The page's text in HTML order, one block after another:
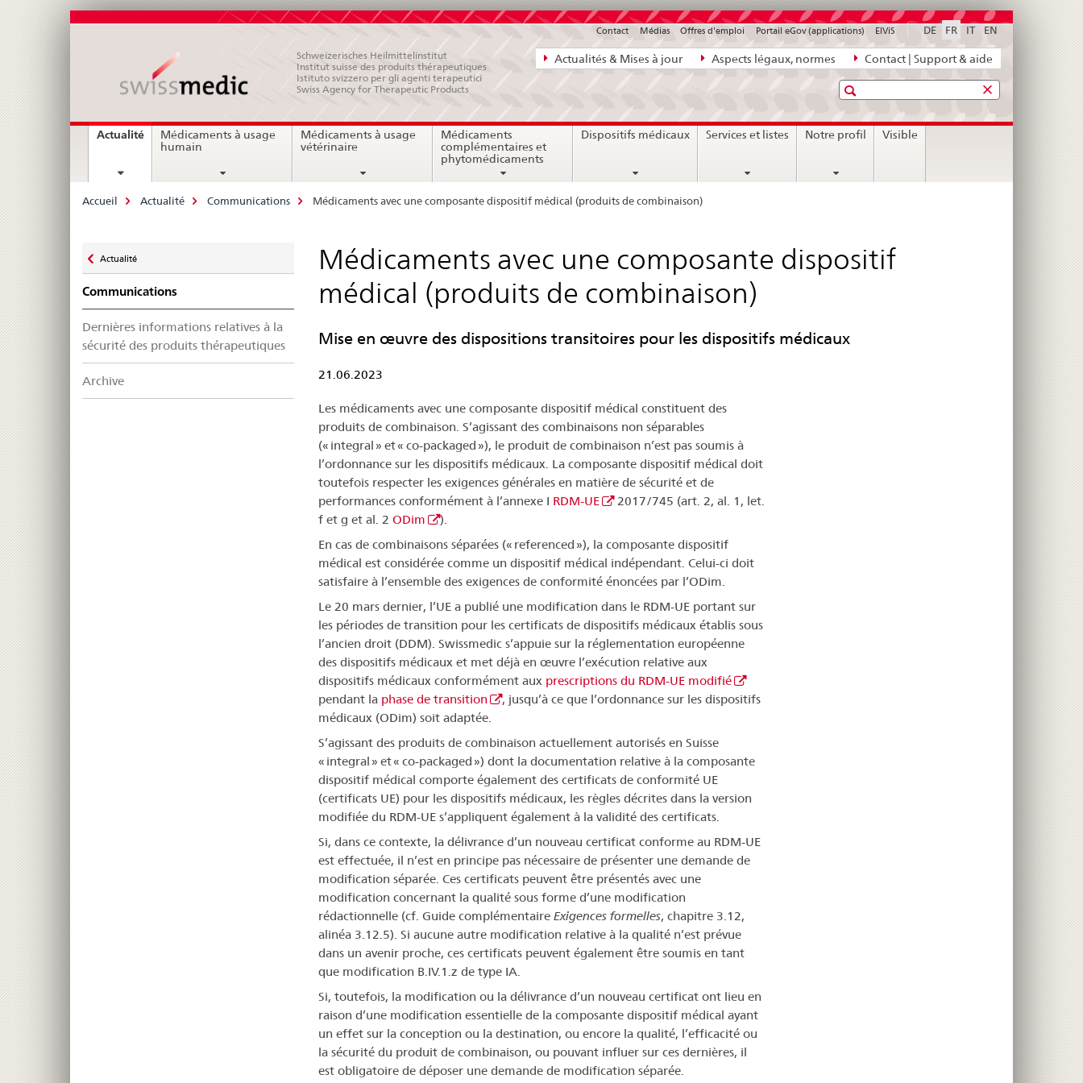
Navigation
directe:
bases
juridiques,
contact
Actualités & Mises à jour Aspects légaux, normes Contact | Support & aide
DE FR IT EN
Contact Médias Offres d'emploi Portail eGov (applications) ElViS
Schweizerisches Heilmittelinstitut
Institut suisse des produits thérapeutiques
Istituto svizzero per gli agenti terapeutici
Swiss Agency for Therapeutic Products
Recherche
Navigation
Actualitécurrent
page
Médicaments à usage
humain
Médicaments à usage
vétérinaire
Médicaments
complémentaires et
phytomédicaments
Dispositifs médicaux Services et listes Notre profil Visible
Breadcrumb
Accueil Actualité Communications Médicaments avec une composante dispositif médical (produits de combinaison)
zu
Actualité
Communications
Dernières informations relatives à la
sécurité des produits thérapeutiques
Archive
Médicaments avec une composante dispositif
médical (produits de combinaison)
Mise en œuvre des dispositions transitoires pour les dispositifs médicaux
21.06.2023
Les médicaments avec une composante dispositif médical constituent des
produits de combinaison. S’agissant des combinaisons non séparables
(« integral » et « co-packaged »), le produit de combinaison n’est pas soumis à
l’ordonnance sur les dispositifs médicaux. La composante dispositif médical doit
toutefois respecter les exigences générales en matière de sécurité et de
performances conformément à l’annexe I RDM-UE
2017/745 (art. 2, al. 1, let.
f et g et al. 2 ODim
).
En cas de combinaisons séparées (« referenced »), la composante dispositif
médical est considérée comme un dispositif médical indépendant. Celui-ci doit
satisfaire à l’ensemble des exigences de conformité énoncées par l’ODim.
Le 20 mars dernier, l’UE a publié une modification dans le RDM-UE portant sur
les périodes de transition pour les certificats de dispositifs médicaux établis sous
l’ancien droit (DDM). Swissmedic s’appuie sur la réglementation européenne
des dispositifs médicaux et met déjà en œuvre l’exécution relative aux
dispositifs médicaux conformément aux prescriptions du RDM-UE modifié
pendant la phase de transition
, jusqu’à ce que l’ordonnance sur les dispositifs
médicaux (ODim) soit adaptée.
S’agissant des produits de combinaison actuellement autorisés en Suisse
« integral » et « co-packaged ») dont la documentation relative à la composante
dispositif médical comporte également des certificats de conformité UE
(certificats UE) pour les dispositifs médicaux, les règles décrites dans la version
modifiée du RDM-UE s’appliquent également à la validité des certificats.
Si, dans ce contexte, la délivrance d’un nouveau certificat conforme au RDM-UE
est effectuée, il n’est en principe pas nécessaire de présenter une demande de
modification séparée. Ces certificats peuvent être présentés avec une
modification concernant la qualité sous forme d’une modification
rédactionnelle (cf. Guide complémentaire Exigences formelles, chapitre 3.12,
alinéa 3.12.5). Si aucune autre modification relative à la qualité n’est prévue
dans un avenir proche, ces certificats peuvent également être soumis en tant
que modification B.IV.1.z de type IA.
Si, toutefois, la modification ou la délivrance d’un nouveau certificat ont lieu en
raison d’une modification essentielle de la composante dispositif médical ayant
un effet sur la conception ou la destination, ou encore la qualité, l’efficacité ou
la sécurité du produit de combinaison, ou pouvant influer sur ces dernières, il
est obligatoire de déposer une demande de modification séparée.